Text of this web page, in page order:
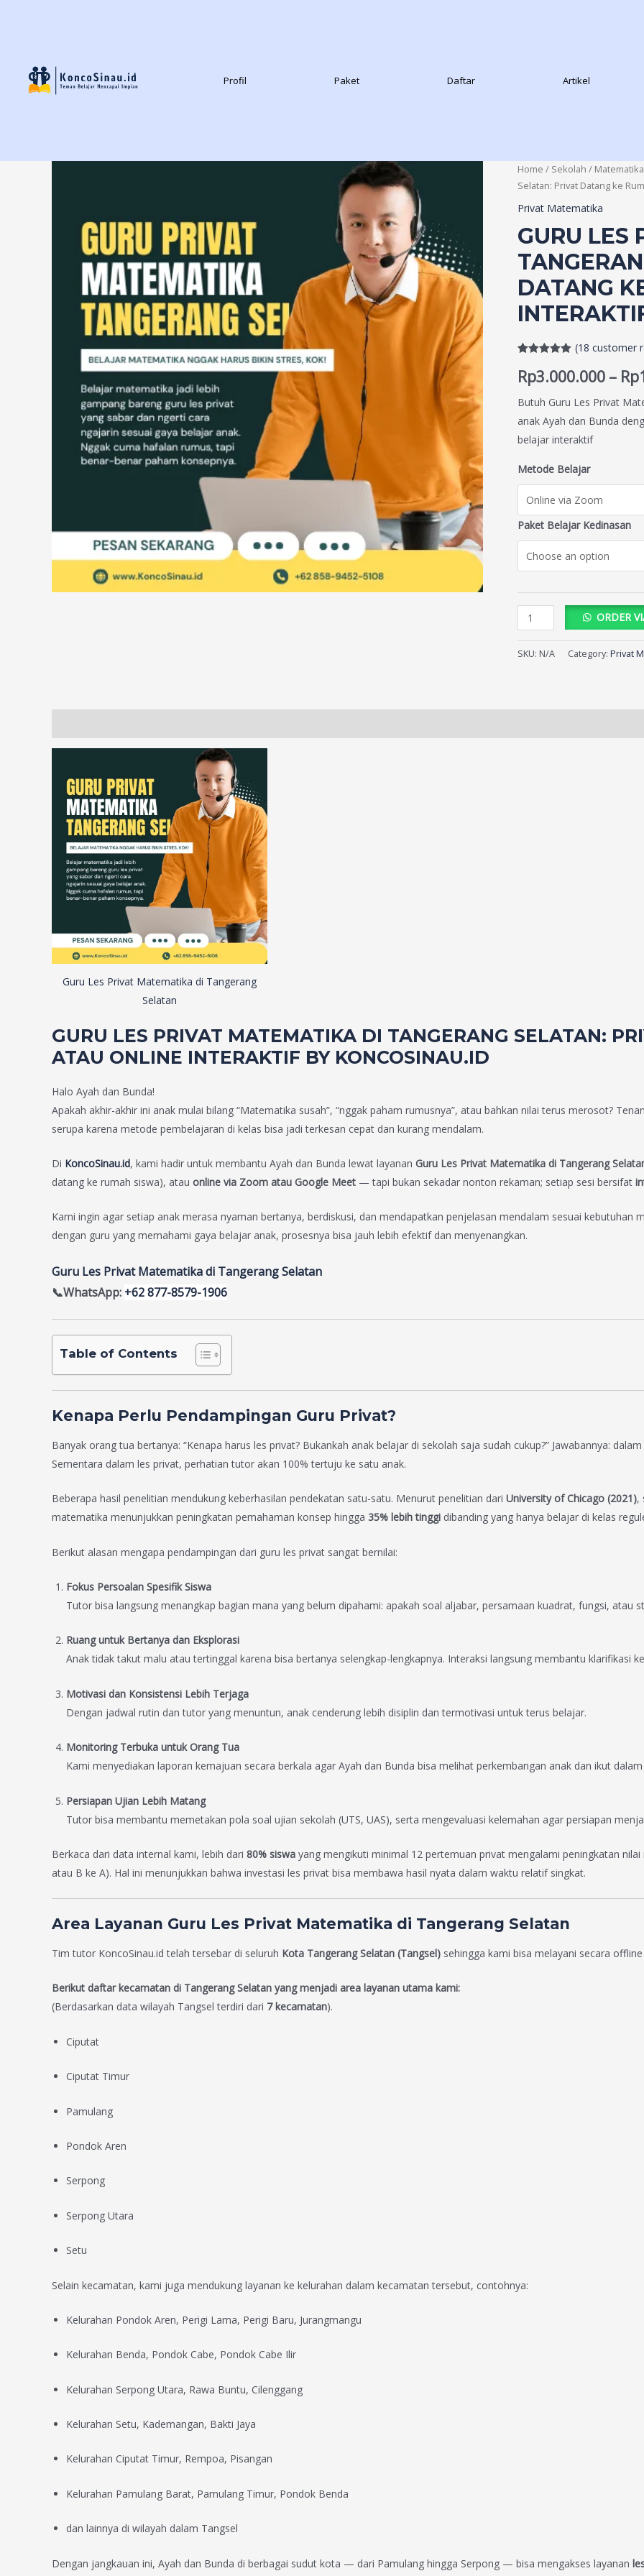
Profil Paket Daftar Artikel
Home / Sekolah / Matematika
Selatan: Privat Datang ke
Privat Matematika
GURU LES
DATANG
out of 5
based on
ratings
(18 customer
Rp3.000.000 – Rp
Butuh Guru Les Privat
anak Ayah dan Bunda
belajar interaktif
Metode Belajar
Paket Belajar Kedinasan
ORDER
SKU: N/A Category: Privat
Guru Les Privat Matematika di Tangerang
Selatan
GURU LES PRIVAT MATEMATIKA DI TANGERANG SELATAN:
ATAU ONLINE INTERAKTIF BY KONCOSINAU.ID
Halo Ayah dan Bunda!
Apakah akhir-akhir ini anak mulai bilang “Matematika susah”, “nggak paham rumusnya”, atau bahkan nilai terus merosot?
serupa karena metode pembelajaran di kelas bisa jadi terkesan cepat dan kurang mendalam.
Di KoncoSinau.id, kami hadir untuk membantu Ayah dan Bunda lewat layanan Guru Les Privat Matematika di Tangerang
datang ke rumah siswa), atau online via Zoom atau Google Meet — tapi bukan sekadar nonton rekaman; setiap sesi bersifat
Kami ingin agar setiap anak merasa nyaman bertanya, berdiskusi, dan mendapatkan penjelasan mendalam sesuai kebutuhan
dengan guru yang memahami gaya belajar anak, prosesnya bisa jauh lebih efektif dan menyenangkan.
Guru Les Privat Matematika di Tangerang Selatan
📞WhatsApp: +62 877-8579-1906
Table of Contents
Kenapa Perlu Pendampingan Guru Privat?
Banyak orang tua bertanya: “Kenapa harus les privat? Bukankah anak belajar di sekolah saja sudah cukup?” Jawabannya:
Sementara dalam les privat, perhatian tutor akan 100% tertuju ke satu anak.
Beberapa hasil penelitian mendukung keberhasilan pendekatan satu-satu. Menurut penelitian dari University of Chicago (2021),
matematika menunjukkan peningkatan pemahaman konsep hingga 35% lebih tinggi dibanding yang hanya belajar di kelas
Berikut alasan mengapa pendampingan dari guru les privat sangat bernilai:
Fokus Persoalan Spesifik Siswa
Tutor bisa langsung menangkap bagian mana yang belum dipahami: apakah soal aljabar, persamaan kuadrat, fungsi, atau
Ruang untuk Bertanya dan Eksplorasi
Anak tidak takut malu atau tertinggal karena bisa bertanya selengkap-lengkapnya. Interaksi langsung membantu klarifikasi
Motivasi dan Konsistensi Lebih Terjaga
Dengan jadwal rutin dan tutor yang menuntun, anak cenderung lebih disiplin dan termotivasi untuk terus belajar.
Monitoring Terbuka untuk Orang Tua
Kami menyediakan laporan kemajuan secara berkala agar Ayah dan Bunda bisa melihat perkembangan anak dan ikut
Persiapan Ujian Lebih Matang
Tutor bisa membantu memetakan pola soal ujian sekolah (UTS, UAS), serta mengevaluasi kelemahan agar persiapan
Berkaca dari data internal kami, lebih dari 80% siswa yang mengikuti minimal 12 pertemuan privat mengalami peningkatan
atau B ke A). Hal ini menunjukkan bahwa investasi les privat bisa membawa hasil nyata dalam waktu relatif singkat.
Area Layanan Guru Les Privat Matematika di Tangerang Selatan
Tim tutor KoncoSinau.id telah tersebar di seluruh Kota Tangerang Selatan (Tangsel) sehingga kami bisa melayani secara
Berikut daftar kecamatan di Tangerang Selatan yang menjadi area layanan utama kami:
(Berdasarkan data wilayah Tangsel terdiri dari 7 kecamatan).
Ciputat
Ciputat Timur
Pamulang
Pondok Aren
Serpong
Serpong Utara
Setu
Selain kecamatan, kami juga mendukung layanan ke kelurahan dalam kecamatan tersebut, contohnya:
Kelurahan Pondok Aren, Perigi Lama, Perigi Baru, Jurangmangu
Kelurahan Benda, Pondok Cabe, Pondok Cabe Ilir
Kelurahan Serpong Utara, Rawa Buntu, Cilenggang
Kelurahan Setu, Kademangan, Bakti Jaya
Kelurahan Ciputat Timur, Rempoa, Pisangan
Kelurahan Pamulang Barat, Pamulang Timur, Pondok Benda
dan lainnya di wilayah dalam Tangsel
Dengan jangkauan ini, Ayah dan Bunda di berbagai sudut kota — dari Pamulang hingga Serpong — bisa mengakses layanan